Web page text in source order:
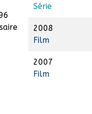
Série
2008
Film
2007
Film